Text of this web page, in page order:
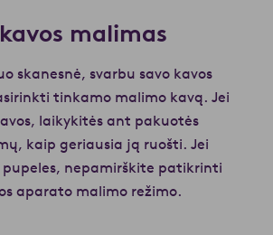
malimas
skanesnė, svarbu savo kavos
tinkamo malimo kavą. Jei
laikykitės ant pakuotės
kaip geriausia ją ruošti. Jei
nepamirškite patikrinti
aparato malimo režimo.